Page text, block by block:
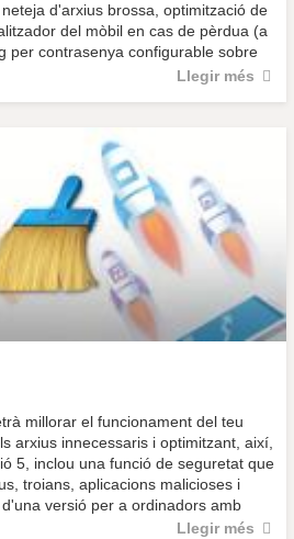
d'arxius brossa, optimització de
del mòbil en cas de pèrdua (a
per contrasenya configurable sobre
Llegir més
millorar el funcionament del teu
arxius innecessaris i optimitzant, així,
5, inclou una funció de seguretat que
troians, aplicacions malicioses i
versió per a ordinadors amb
Llegir més